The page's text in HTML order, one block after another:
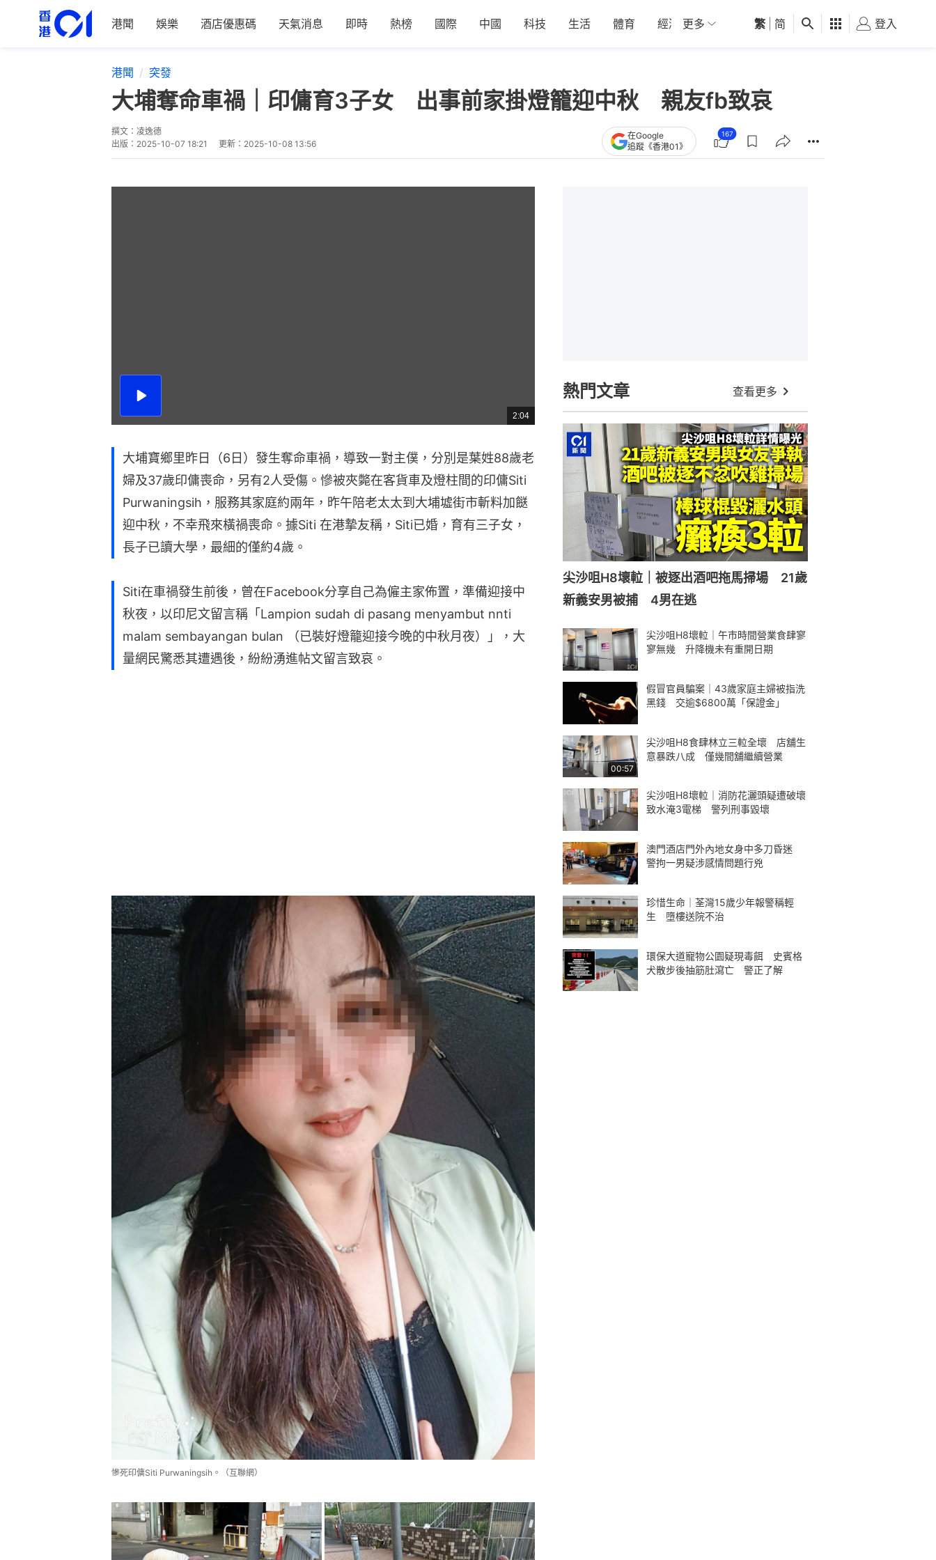
港聞 娛樂 酒店優惠碼 天氣消息 即時 熱榜 國際 中國 科技 生活 體育 經濟 01深圳 觀點 健康 好食玩飛
更多 繁 简 登入
港聞 突發
大埔奪命車禍｜印傭育3子女 出事前家掛燈籠迎中秋 親友fb致哀
撰文： 凌逸德
出版： 2025-10-07 18:21 更新： 2025-10-08 13:56
在Google
追蹤《香港01》
167
播
總
共
2:04
大埔寶鄉里昨日（6日）發生奪命車禍，導致一對主僕，分別是葉姓88歲老
婦及37歲印傭喪命，另有2人受傷。慘被夾斃在客貨車及燈柱間的印傭Siti
Purwaningsih，服務其家庭約兩年，昨午陪老太太到大埔墟街市斬料加餸
迎中秋，不幸飛來橫禍喪命。據Siti 在港摯友稱，Siti已婚，育有三子女，
長子已讀大學，最細的僅約4歲。
Siti在車禍發生前後，曾在Facebook分享自己為僱主家佈置，準備迎接中
秋夜，以印尼文留言稱「Lampion sudah di pasang menyambut nnti
malam sembayangan bulan （已裝好燈籠迎接今晚的中秋月夜）」，大
量網民驚悉其遭遇後，紛紛湧進帖文留言致哀。
慘死印傭Siti Purwaningsih。（互聯網）
熱門文章 查看更多
尖沙咀H8壞𨋢｜被逐出酒吧拖馬掃場 21歲
新義安男被捕 4男在逃
尖沙咀H8壞𨋢｜午市時間營業食肆寥
寥無幾 升降機未有重開日期
假冒官員騙案｜43歲家庭主婦被指洗
黑錢 交逾$6800萬「保證金」
00:57
尖沙咀H8食肆林立三𨋢全壞 店舖生
意暴跌八成 僅幾間舖繼續營業
尖沙咀H8壞𨋢｜消防花灑頭疑遭破壞
致水淹3電梯 警列刑事毀壞
澳門酒店門外內地女身中多刀昏迷
警拘一男疑涉感情問題行兇
珍惜生命｜荃灣15歲少年報警稱輕
生 墮樓送院不治
環保大道寵物公園疑現毒餌 史賓格
犬散步後抽筋肚瀉亡 警正了解